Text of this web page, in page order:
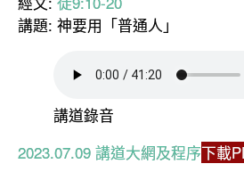
講題: 神要用「普通人」
講道錄音
2023.07.09 講道大網及程序下載